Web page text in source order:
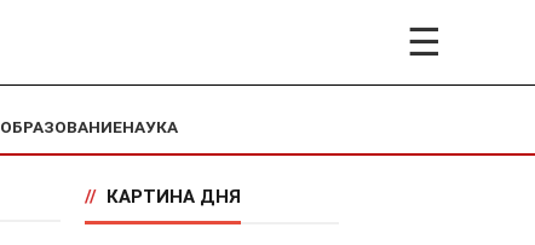
☰
ОБРАЗОВАНИЕНАУКА
// КАРТИНА ДНЯ